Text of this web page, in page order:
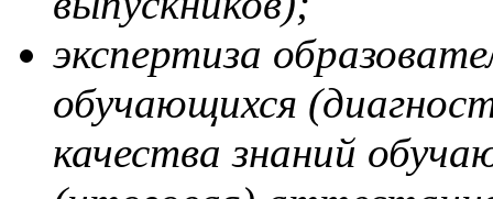
экспертиза
обучающихся
качества знаний